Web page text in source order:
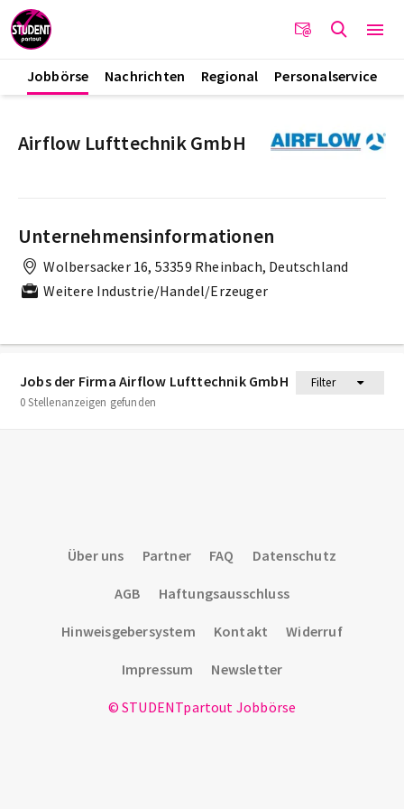
Jobbörse Nachrichten Regional Personalservice
Jobs der Firma Airflow Lufttechnik GmbH
Filter
0 Stellenanzeigen gefunden
Airflow Lufttechnik GmbH
Unternehmensinformationen
Wolbersacker 16, 53359 Rheinbach, Deutschland
Weitere Industrie/Handel/Erzeuger
Über uns Partner FAQ Datenschutz
AGB Haftungsausschluss
Hinweisgebersystem Kontakt Widerruf
Impressum Newsletter
© STUDENTpartout Jobbörse